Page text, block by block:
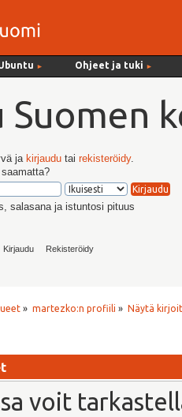
► Ohjeet ja tuki ►
Suomen
ja kirjaudu tairekisteröidy.
saamatta?
salasana ja istuntosi pituus
Kirjaudu Rekisteröidy
» martezko:n profiili » Näytä
voit